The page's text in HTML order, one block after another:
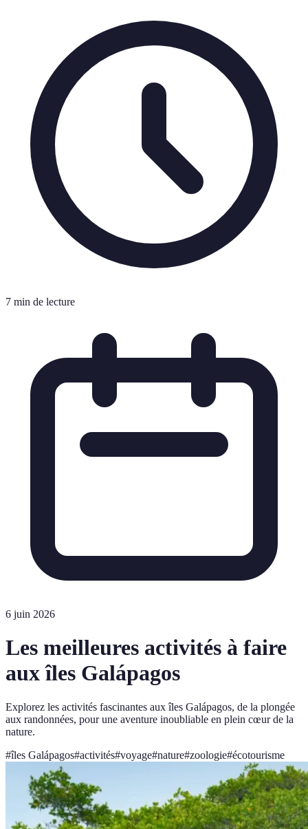
7 min de lecture
6 juin 2026
Les meilleures activités à faire
aux îles Galápagos
Explorez les activités fascinantes aux îles Galápagos, de la plongée
aux randonnées, pour une aventure inoubliable en plein cœur de la
nature.
#îles Galápagos#activités#voyage#nature#zoologie#écotourisme